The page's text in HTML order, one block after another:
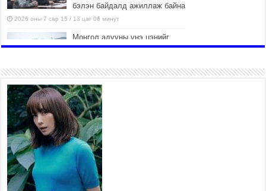
бэлэн байдалд ажиллаж байна
2026 оны 7 сар 15 / 13 цаг 06 минут
Монгол адууны үнэ цэнийг
дэлхийд сурталчлах “Дэлхийн
оролцож байна
Шагайн харвааны насанд хүрэгчдийн багийн
төрөлд 106 багийн 848 харваач өрсөлдөж,
шилдгүүд шалгарав
2026 оны 7 сар 15 / 11 цаг 45 минут
Үндэсний их баяр наадмын сур харвааны
шагналыг нийслэлийн Засаг дарга бөгөөд
Улаанбаатар хотын Захирагч Б.Пүрэвдагва
гардууллаа